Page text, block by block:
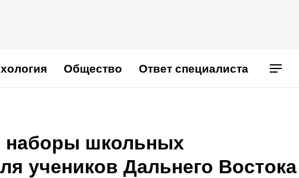
Общество Ответ специалиста
наборы школьных
учеников Дальнего Востока